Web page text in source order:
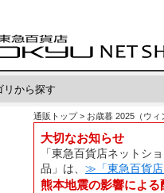
通販トップ お歳暮 2025（ウィ
大切なお知らせ
「東急百貨店ネットシ
品」は、 ≫「東急百貨店
熊本地震の影響による